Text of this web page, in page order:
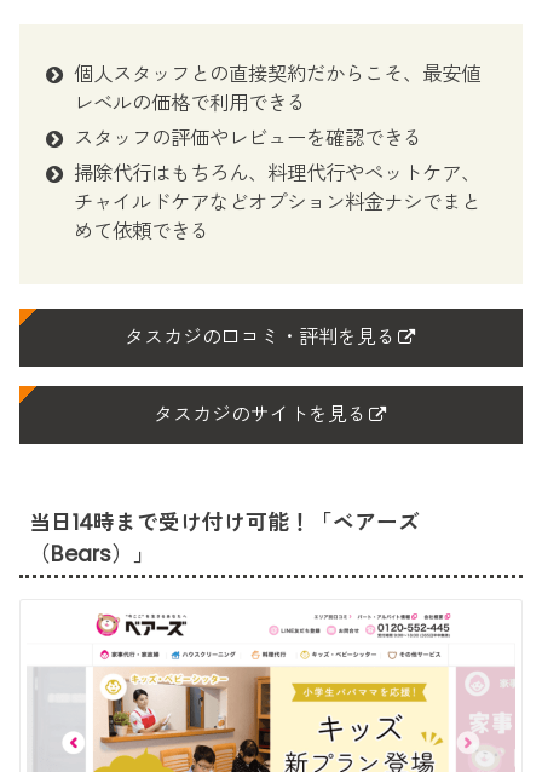
個人スタッフとの直接契約だからこそ、最安値
レベルの価格で利用できる
スタッフの評価やレビューを確認できる
掃除代行はもちろん、料理代行やペットケア、
チャイルドケアなどオプション料金ナシでまと
めて依頼できる
タスカジの口コミ・評判を見る
タスカジのサイトを見る
当日14時まで受け付け可能！「ベアーズ
（Bears）」